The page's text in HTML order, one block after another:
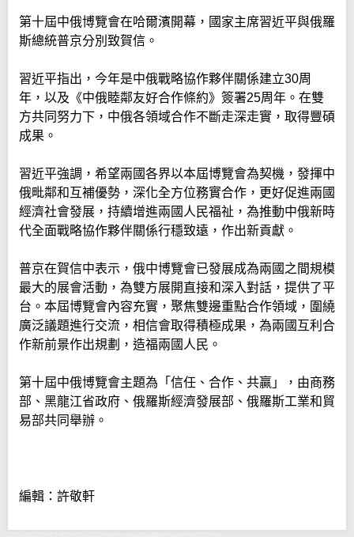
第十屆中俄博覽會在哈爾濱開幕，國家主席習近平與俄羅
斯總統普京分別致賀信。
習近平指出，今年是中俄戰略協作夥伴關係建立30周
年，以及《中俄睦鄰友好合作條約》簽署25周年。在雙
方共同努力下，中俄各領域合作不斷走深走實，取得豐碩
成果。
習近平強調，希望兩國各界以本屆博覽會為契機，發揮中
俄毗鄰和互補優勢，深化全方位務實合作，更好促進兩國
經濟社會發展，持續增進兩國人民福祉，為推動中俄新時
代全面戰略協作夥伴關係行穩致遠，作出新貢獻。
普京在賀信中表示，俄中博覽會已發展成為兩國之間規模
最大的展會活動，為雙方展開直接和深入對話，提供了平
台。本屆博覽會內容充實，聚焦雙邊重點合作領域，圍繞
廣泛議題進行交流，相信會取得積極成果，為兩國互利合
作新前景作出規劃，造福兩國人民。
第十屆中俄博覽會主題為「信任、合作、共贏」，由商務
部、黑龍江省政府、俄羅斯經濟發展部、俄羅斯工業和貿
易部共同舉辦。
編輯：許敬軒